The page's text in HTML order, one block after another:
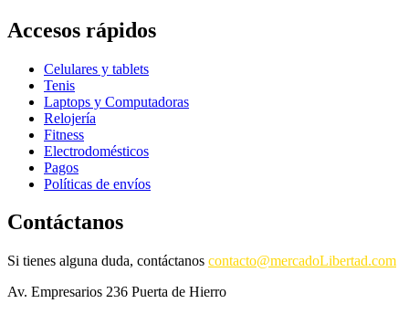
Accesos rápidos
Celulares y tablets
Tenis
Laptops y Computadoras
Relojería
Fitness
Electrodomésticos
Pagos
Políticas de envíos
Contáctanos
Si tienes alguna duda, contáctanos contacto@mercadoLibertad.com
Av. Empresarios 236 Puerta de Hierro